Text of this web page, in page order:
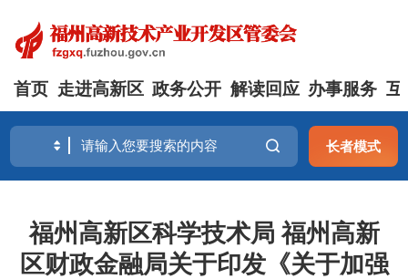
首页 走进高新区 政务公开 解读回应 办事服务 互
长者模式
福州高新区科学技术局 福州高新
区财政金融局关于印发《关于加强